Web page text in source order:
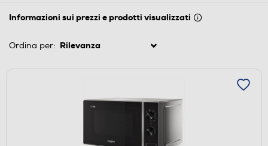
Informazioni sui prezzi e prodotti visualizzati
Ordina per: